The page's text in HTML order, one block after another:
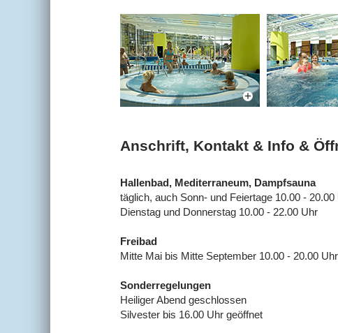
Anschrift, Kontakt & Info &
Hallenbad, Mediterraneum, Dampfsauna
täglich, auch Sonn- und Feiertage 10.00 - 20.00
Dienstag und Donnerstag 10.00 - 22.00 Uhr
Freibad
Mitte Mai bis Mitte September 10.00 - 20.00 Uhr
Sonderregelungen
Heiliger Abend geschlossen
Silvester bis 16.00 Uhr geöffnet